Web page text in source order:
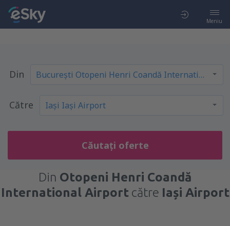
Meniu
Din
Către
Căutați oferte
Din Otopeni Henri Coandă
International Airportcătre Iași Airport